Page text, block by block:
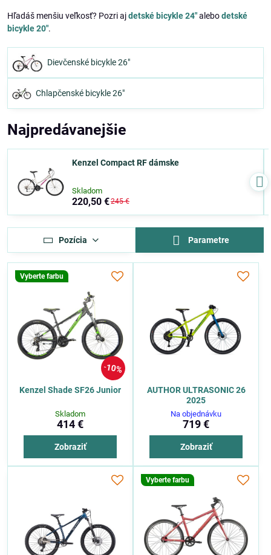
Hľadáš menšiu veľkosť? Pozri ajdetské bicykle 24"alebodetské
bicykle 20".
Dievčenské bicykle 26"
Chlapčenské bicykle 26"
Najpredávanejšie
Kenzel Compact RF dámske
Skladom
220,50 €245 €
Pozícia Parametre
10%
Vyberte farbu
Kenzel Shade SF26 Junior
Skladom
414 €
Zobraziť
AUTHOR ULTRASONIC 26
2025
Na objednávku
719 €
Zobraziť
Vyberte farbu